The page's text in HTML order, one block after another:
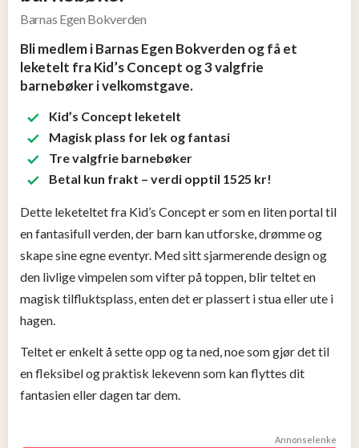
Barnas Egen Bokverden
Bli medlem i Barnas Egen Bokverden og få et
leketelt fra Kid’s Concept og 3 valgfrie
barnebøker i velkomstgave.
Kid’s Concept leketelt
Magisk plass for lek og fantasi
Tre valgfrie barnebøker
Betal kun frakt – verdi opptil 1525 kr!
Dette leketeltet fra Kid’s Concept er som en liten portal til
en fantasifull verden, der barn kan utforske, drømme og
skape sine egne eventyr. Med sitt sjarmerende design og
den livlige vimpelen som vifter på toppen, blir teltet en
magisk tilfluktsplass, enten det er plassert i stua eller ute i
hagen.
Teltet er enkelt å sette opp og ta ned, noe som gjør det til
en fleksibel og praktisk lekevenn som kan flyttes dit
fantasien eller dagen tar dem.
Annonselenke
penger
13
Konkurranser
Populære
tilbud